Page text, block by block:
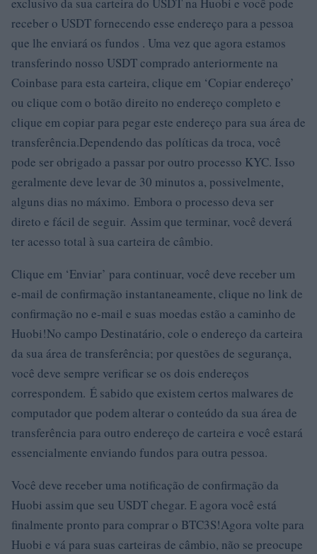
receber o USDT fornecendo esse endereço para a pessoa
que lhe enviará os fundos . Uma vez que agora estamos
transferindo nosso USDT comprado anteriormente na
Coinbase para esta carteira, clique em ‘Copiar endereço’
ou clique com o botão direito no endereço completo e
clique em copiar para pegar este endereço para sua área de
transferência.Dependendo das políticas da troca, você
pode ser obrigado a passar por outro processo KYC. Isso
geralmente deve levar de 30 minutos a, possivelmente,
alguns dias no máximo. Embora o processo deva ser
direto e fácil de seguir. Assim que terminar, você deverá
ter acesso total à sua carteira de câmbio.
Clique em ‘Enviar’ para continuar, você deve receber um
e-mail de confirmação instantaneamente, clique no link de
confirmação no e-mail e suas moedas estão a caminho de
Huobi!No campo Destinatário, cole o endereço da carteira
da sua área de transferência; por questões de segurança,
você deve sempre verificar se os dois endereços
correspondem. É sabido que existem certos malwares de
computador que podem alterar o conteúdo da sua área de
transferência para outro endereço de carteira e você estará
essencialmente enviando fundos para outra pessoa.
Você deve receber uma notificação de confirmação da
Huobi assim que seu USDT chegar. E agora você está
finalmente pronto para comprar o BTC3S!Agora volte para
Huobi e vá para suas carteiras de câmbio, não se preocupe